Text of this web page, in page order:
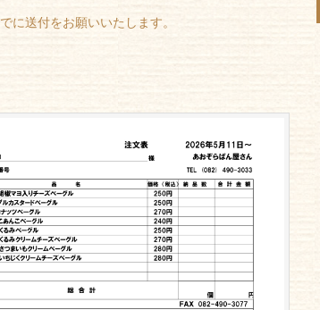
に送付をお願いいたします。